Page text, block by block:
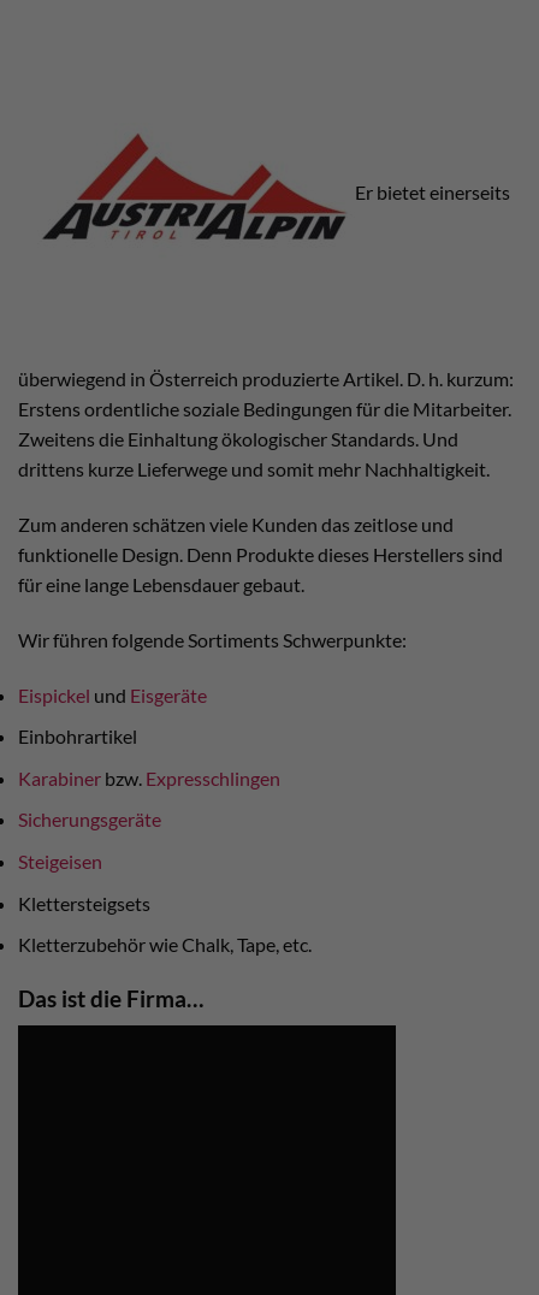
Er bietet einerseits
überwiegend in Österreich produzierte Artikel. D. h. kurzum:
Erstens ordentliche soziale Bedingungen für die Mitarbeiter.
Zweitens die Einhaltung ökologischer Standards. Und
drittens kurze Lieferwege und somit mehr Nachhaltigkeit.
Zum anderen schätzen viele Kunden das zeitlose und
funktionelle Design. Denn Produkte dieses Herstellers sind
für eine lange Lebensdauer gebaut.
Wir führen folgende Sortiments Schwerpunkte:
Eispickel und Eisgeräte
Einbohrartikel
Karabiner bzw. Expresschlingen
Sicherungsgeräte
Steigeisen
Klettersteigsets
Kletterzubehör wie Chalk, Tape, etc.
Das ist die Firma…